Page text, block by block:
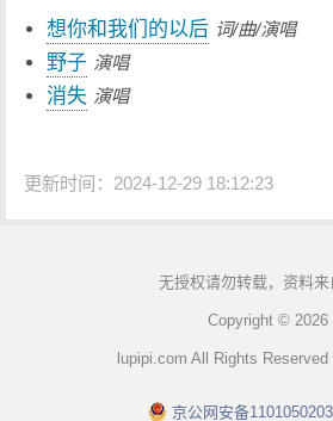
想你和我们的以后 词/曲/演唱
野子 演唱
消失 演唱
更新时间：2024-12-29 18:12:23
无授权请勿转载，资料来
Copyright © 2026
lupipi.com All Rights Reserved
京公网安备